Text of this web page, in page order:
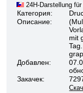
24H-Darstellung
Категория:
Описание:
mit
Добавлен:
Закачек: